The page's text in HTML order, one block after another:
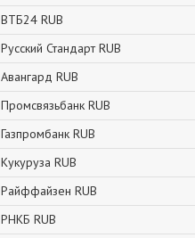
ВТБ24 RUB
Русский Стандарт RUB
Авангард RUB
Промсвязьбанк RUB
Газпромбанк RUB
Кукуруза RUB
Райффайзен RUB
РНКБ RUB